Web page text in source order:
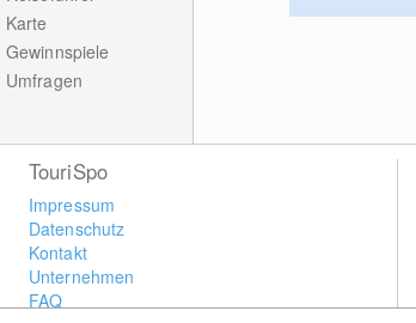
Karte
Gewinnspiele
Umfragen
TouriSpo
Impressum
Datenschutz
Kontakt
Unternehmen
FAQ